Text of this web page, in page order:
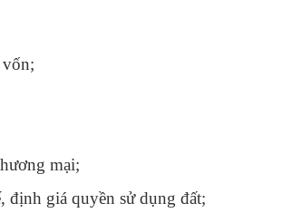
mại;
định giá quyền sử dụng đất;